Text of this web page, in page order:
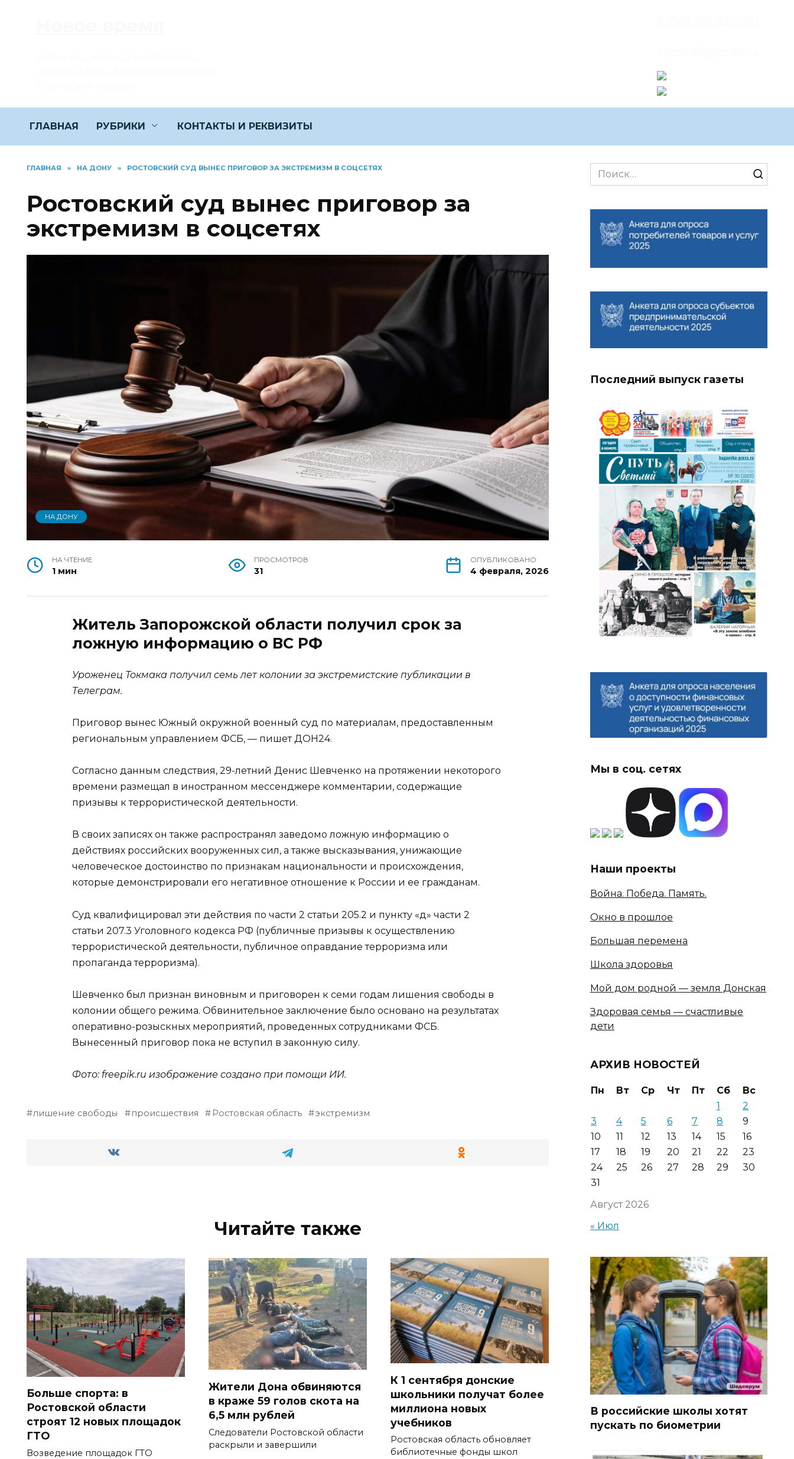
ГЛАВНАЯ РУБРИКИ КОНТАКТЫ И РЕКВИЗИТЫ
ГЛАВНАЯ » НА ДОНУ » РОСТОВСКИЙ СУД ВЫНЕС ПРИГОВОР ЗА ЭКСТРЕМИЗМ В СОЦСЕТЯХ
Ростовский суд вынес приговор за
экстремизм в соцсетях
НА ДОНУ
НА ЧТЕНИЕ
1 мин
ПРОСМОТРОВ
31
ОПУБЛИКОВАНО
4 февраля, 2026
Житель Запорожской области получил срок за
ложную информацию о ВС РФ
Уроженец Токмака получил семь лет колонии за экстремистские публикации в
Tелеграм.
Приговор вынес Южный окружной военный суд по материалам, предоставленным
региональным управлением ФСБ, — пишет ДОН24.
Согласно данным следствия, 29-летний Денис Шевченко на протяжении некоторого
времени размещал в иностранном мессенджере комментарии, содержащие
призывы к террористической деятельности.
В своих записях он также распространял заведомо ложную информацию о
действиях российских вооруженных сил, а также высказывания, унижающие
человеческое достоинство по признакам национальности и происхождения,
которые демонстрировали его негативное отношение к России и ее гражданам.
Суд квалифицировал эти действия по части 2 статьи 205.2 и пункту «д» части 2
статьи 207.3 Уголовного кодекса РФ (публичные призывы к осуществлению
террористической деятельности, публичное оправдание терроризма или
пропаганда терроризма).
Шевченко был признан виновным и приговорен к семи годам лишения свободы в
колонии общего режима. Обвинительное заключение было основано на результатах
оперативно-розыскных мероприятий, проведенных сотрудниками ФСБ.
Вынесенный приговор пока не вступил в законную силу.
Фото: freepik.ru изображение создано при помощи ИИ.
лишение свободы происшествия Ростовская область экстремизм
Читайте также
Больше спорта: в
Ростовской области
строят 12 новых площадок
ГТО
Возведение площадок ГТО
Жители Дона обвиняются
в краже 59 голов скота на
6,5 млн рублей
Следователи Ростовской области
раскрыли и завершили
К 1 сентября донские
школьники получат более
миллиона новых
учебников
Ростовская область обновляет
библиотечные фонды школ
Search
for:
Последний выпуск газеты
Мы в соц. сетях
Наши проекты
Война. Победа. Память.
Окно в прошлое
Большая перемена
Школа здоровья
Мой дом родной — земля Донская
Здоровая семья — счастливые
дети
АРХИВ НОВОСТЕЙ
Август 2026
Пн Вт Ср Чт Пт Сб
Вс
1
2
3
4 5 6 7 8
9
10
11 12 13 14 15
16
17
18 19 20 21 22
23
24
25 26 27 28 29
30
31
« Июл
В российские школы хотят
пускать по биометрии